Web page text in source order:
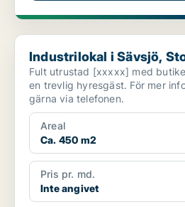
Industrilokal i Sävsjö, Stockaryd
Industrilokal i Sävsjö,
Fult utrustad [xxxxx] med
en trevlig hyresgäst. För mer
gärna via telefonen.
Areal
Ca. 450 m2
Pris pr. md.
Inte angivet